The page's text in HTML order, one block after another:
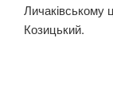
Личаківському
Козицький.